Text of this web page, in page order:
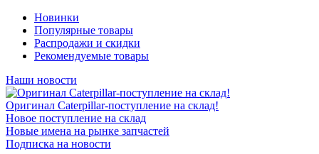
Новинки
Популярные товары
Распродажи и скидки
Рекомендуемые товары
Наши новости
Оригинал Caterpillar-поступление на склад!
Новое поступление на склад
Новые имена на рынке запчастей
Подписка на новости